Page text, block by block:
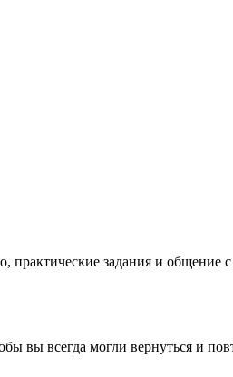
задания и общение
вы всегда могли вернуться и